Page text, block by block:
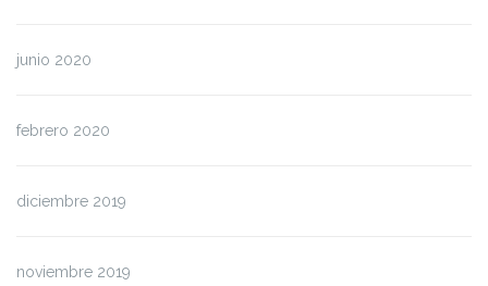
junio 2020
febrero 2020
diciembre 2019
noviembre 2019